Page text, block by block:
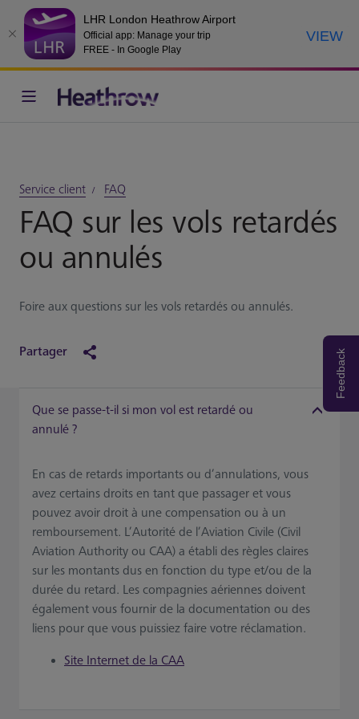
LHR London Heathrow Airport
Official app: Manage your trip
FREE - In Google Play
VIEW
Service client FAQ
FAQ sur les vols retardés
ou annulés
Foire aux questions sur les vols retardés ou annulés.
Partager
Que se passe-t-il si mon vol est retardé ou
annulé ?
En cas de retards importants ou d’annulations, vous
avez certains droits en tant que passager et vous
pouvez avoir droit à une compensation ou à un
remboursement. L’Autorité de l’Aviation Civile (Civil
Aviation Authority ou CAA) a établi des règles claires
sur les montants dus en fonction du type et/ou de la
durée du retard. Les compagnies aériennes doivent
également vous fournir de la documentation ou des
liens pour que vous puissiez faire votre réclamation.
Site Internet de la CAA
Feedback